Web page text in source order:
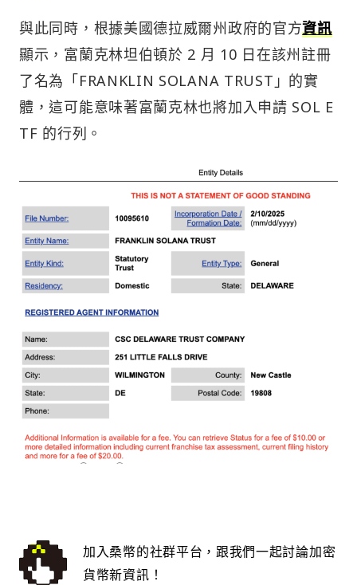
與此同時，根據美國德拉威爾州政府的官方資訊
顯示，富蘭克林坦伯頓於 2 月 10 日在該州註冊
了名為「FRANKLIN SOLANA TRUST」的實
體，這可能意味著富蘭克林也將加入申請 SOL E
TF 的行列。
加入桑幣的社群平台，跟我們一起討論加密
貨幣新資訊！